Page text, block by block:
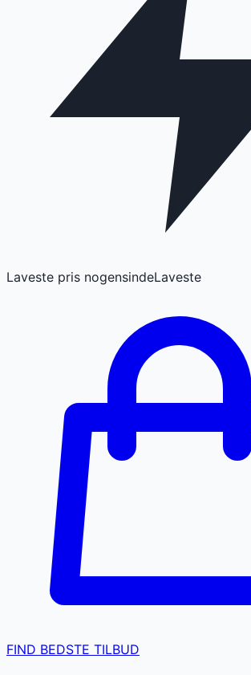
Laveste pris nogensindeLaveste
FIND BEDSTE TILBUD